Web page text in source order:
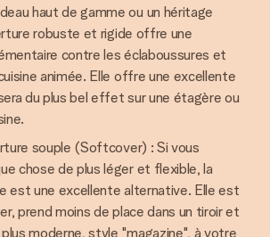
haut de gamme ou un héritage
robuste et rigide offre une
contre les éclaboussures et
animée. Elle offre une excellente
du plus bel effet sur une étagère ou
souple (Softcover) : Si vous
chose de plus léger et flexible, la
est une excellente alternative. Elle est
prend moins de place dans un tiroir et
moderne, style "magazine", à votre